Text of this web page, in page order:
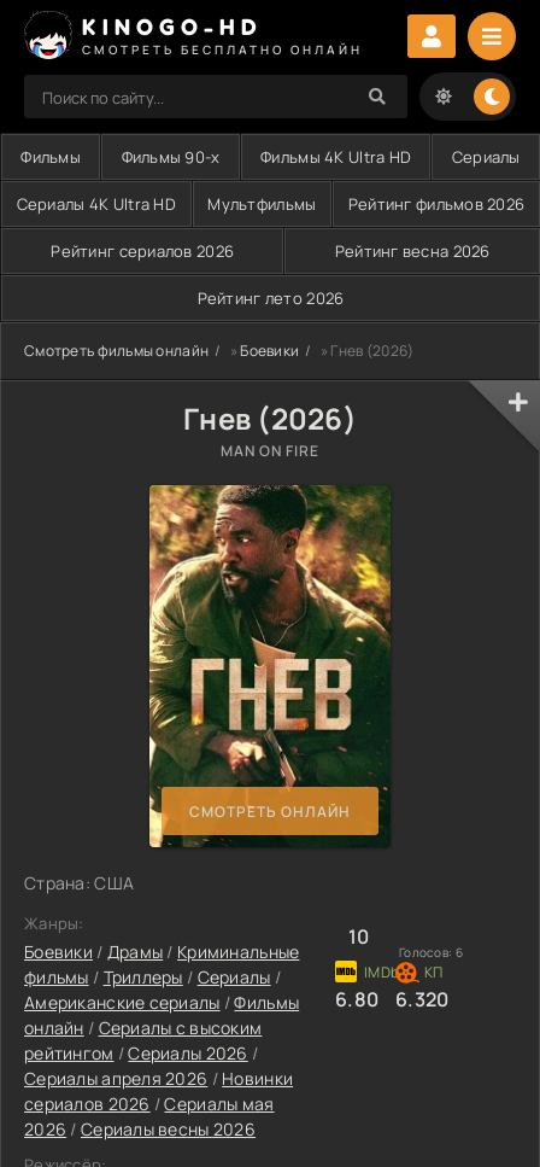
KINOGO-HD
СМОТРЕТЬ БЕСПЛАТНО ОНЛАЙН
Фильмы Фильмы 90-х Фильмы 4K Ultra HD Сериалы
Сериалы 4K Ultra HD Мультфильмы Рейтинг фильмов 2026
Рейтинг сериалов 2026 Рейтинг весна 2026
Рейтинг лето 2026
Смотреть фильмы онлайн »Боевики » Гнев (2026)
Гнев (2026)
MAN ON FIRE
СМОТРЕТЬ ОНЛАЙН
Страна: США
Жанры:
Боевики / Драмы / Криминальные
фильмы / Триллеры / Сериалы /
Американские сериалы /Фильмы
онлайн / Сериалы с высоким
рейтингом /Сериалы 2026 /
Сериалы апреля 2026 / Новинки
сериалов 2026 /Сериалы мая
2026 / Сериалы весны 2026
10
Голосов: 6
6.80 6.320